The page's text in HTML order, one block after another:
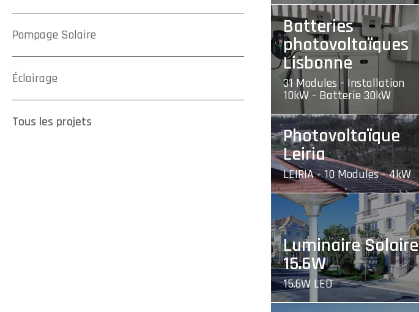
Tous les projets
Pompage Solaire
Éclairage
Batteries
photovoltaïques
Lisbonne
31 Modules - Installation
10kW - Batterie 30kW
Photovoltaïque
Leiria
LEIRIA - 10 Modules - 4kW
Luminaire Solaire
15.6W
15.6W LED